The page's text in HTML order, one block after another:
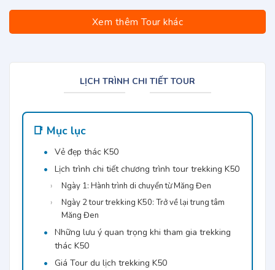
Xem thêm Tour khác
LỊCH TRÌNH CHI TIẾT TOUR
📑 Mục lục
Vẻ đẹp thác K50
Lịch trình chi tiết chương trình tour trekking K50
Ngày 1: Hành trình di chuyển từ Măng Đen
Ngày 2 tour trekking K50: Trở về lại trung tâm
Măng Đen
Những lưu ý quan trọng khi tham gia trekking
thác K50
Giá Tour du lịch trekking K50